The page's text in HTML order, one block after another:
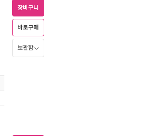
장바구니
바로구매
보관함